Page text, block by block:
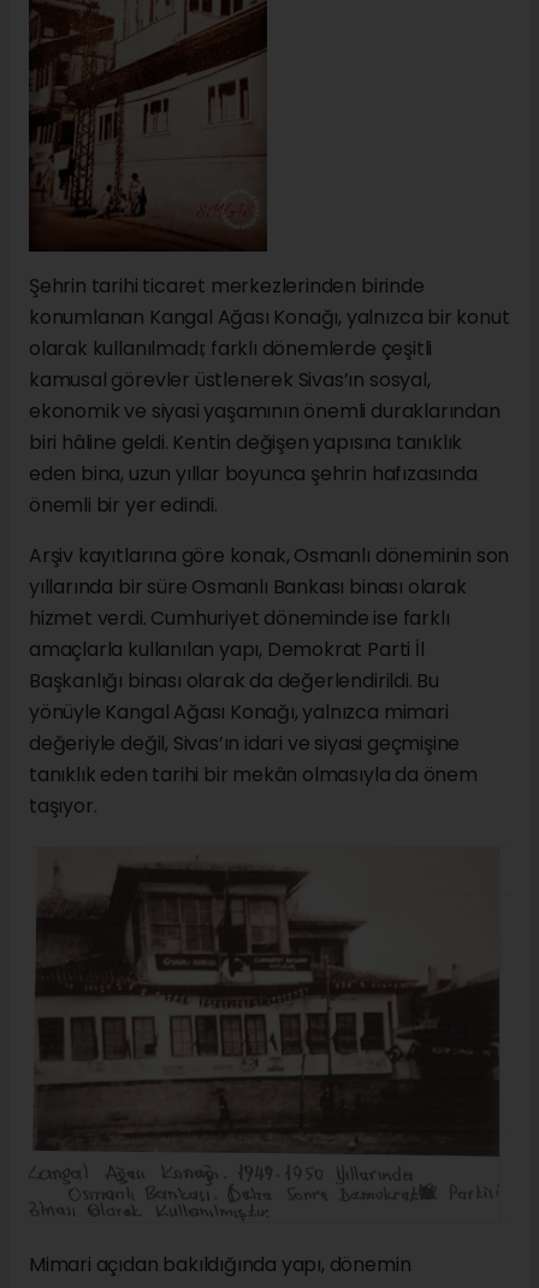
Şehrin tarihi ticaret merkezlerinden birinde
konumlanan Kangal Ağası Konağı, yalnızca bir konut
olarak kullanılmadı; farklı dönemlerde çeşitli
kamusal görevler üstlenerek Sivas’ın sosyal,
ekonomik ve siyasi yaşamının önemli duraklarından
biri hâline geldi. Kentin değişen yapısına tanıklık
eden bina, uzun yıllar boyunca şehrin hafızasında
önemli bir yer edindi.
Arşiv kayıtlarına göre konak, Osmanlı döneminin son
yıllarında bir süre Osmanlı Bankası binası olarak
hizmet verdi. Cumhuriyet döneminde ise farklı
amaçlarla kullanılan yapı, Demokrat Parti İl
Başkanlığı binası olarak da değerlendirildi. Bu
yönüyle Kangal Ağası Konağı, yalnızca mimari
değeriyle değil, Sivas’ın idari ve siyasi geçmişine
tanıklık eden tarihi bir mekân olmasıyla da önem
taşıyor.
Mimari açıdan bakıldığında yapı, dönemin